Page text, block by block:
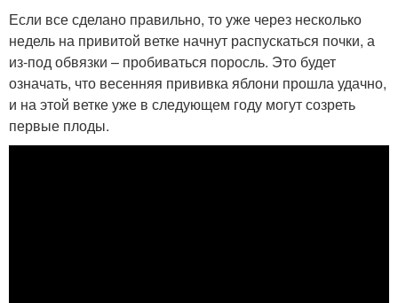
Если все сделано правильно, то уже через несколько
недель на привитой ветке начнут распускаться почки, а
из-под обвязки – пробиваться поросль. Это будет
означать, что весенняя прививка яблони прошла удачно,
и на этой ветке уже в следующем году могут созреть
первые плоды.